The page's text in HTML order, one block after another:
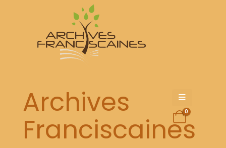
Archives
Franciscaines
0